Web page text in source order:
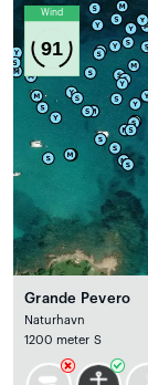
Wind
91
Grande Pevero
Naturhavn
1200 meter S